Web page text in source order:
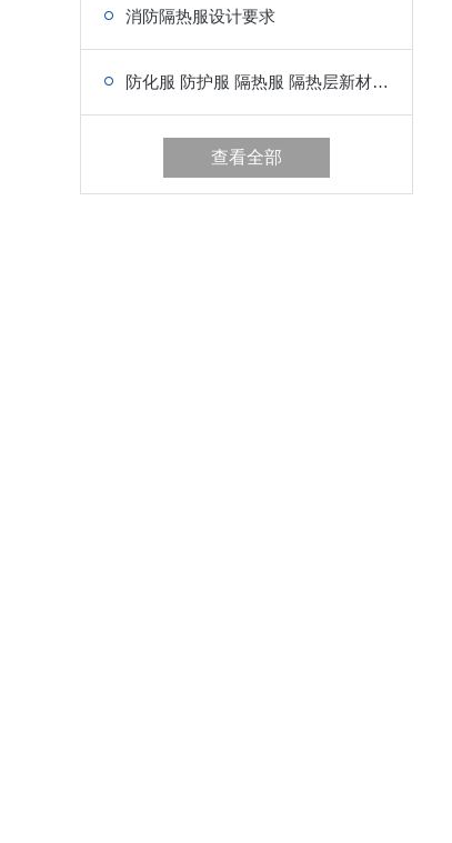
消防隔热服设计要求
防化服 防护服 隔热服 隔热层新材料的研制工艺介绍
查看全部